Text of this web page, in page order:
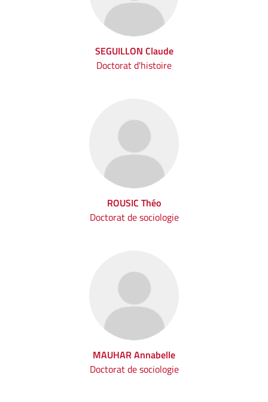
SEGUILLON Claude
Doctorat d'histoire
ROUSIC Théo
Doctorat de sociologie
MAUHAR Annabelle
Doctorat de sociologie